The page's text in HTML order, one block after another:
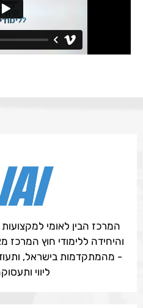
המרכז הבין לאומי
והיחידה ללימודי חוץ המרכז
- מהמתקדמות בישראל,
ליווי